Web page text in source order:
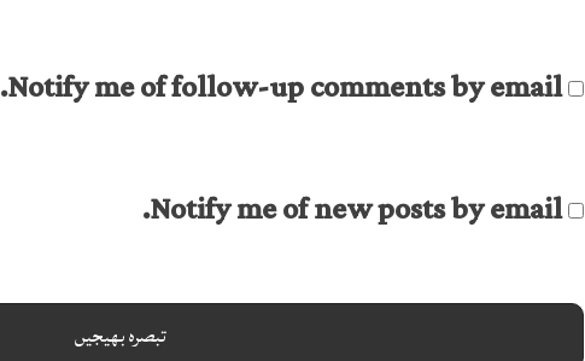
Notify me of follow-up comments by email.
Notify me of new posts by email.